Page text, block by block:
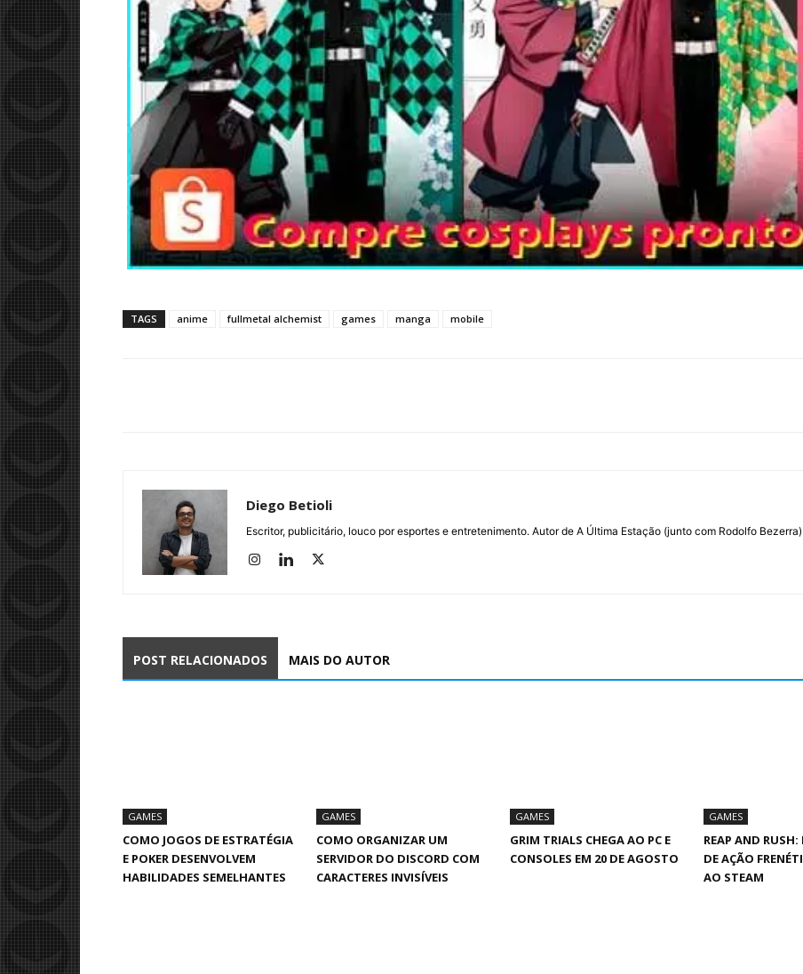
TAGS anime fullmetal alchemist games manga mobile
Diego Betioli
Escritor, publicitário, louco por esportes e entretenimento. Autor de A Última Estação (junto com Rodolfo
POST RELACIONADOS MAIS DO AUTOR
GAMES
COMO JOGOS DE ESTRATÉGIA
E POKER DESENVOLVEM
HABILIDADES SEMELHANTES
GAMES
COMO ORGANIZAR UM
SERVIDOR DO DISCORD COM
CARACTERES INVISÍVEIS
GAMES
GRIM TRIALS CHEGA AO PC E
CONSOLES EM 20 DE AGOSTO
GAMES
REAP AND RUSH:
DE AÇÃO
AO STEAM